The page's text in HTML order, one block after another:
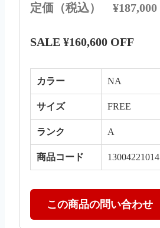
定価（税込） ¥187,000
SALE ¥160,600 OFF
カラー NA
サイズ FREE
ランク A
商品コード 13004221014
この商品の問い合わせ